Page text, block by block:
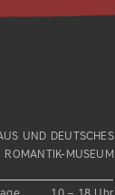
UND DEUTSCHES
ROMANTIK-MUSEUM